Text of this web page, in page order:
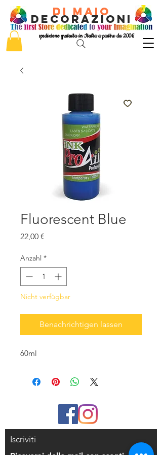
di Maio
decorazioni
spedizione gratuita in Italia a partire da 200€
Fluorescent Blue
22,00 €
Anzahl *
Nicht verfügbar
Benachrichtigen lassen
60ml
Iscriviti